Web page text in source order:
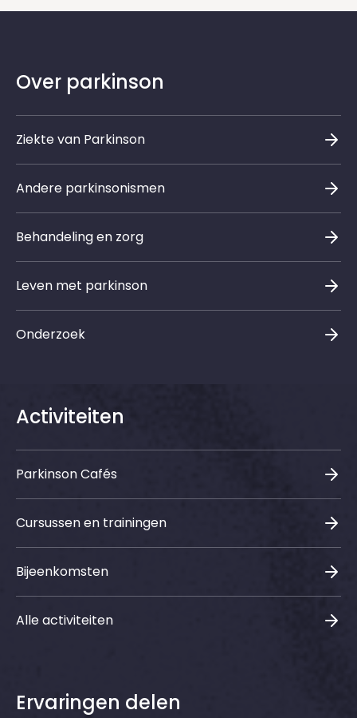
Over parkinson
Ziekte van Parkinson
Andere parkinsonismen
Behandeling en zorg
Leven met parkinson
Onderzoek
Activiteiten
Parkinson Cafés
Cursussen en trainingen
Bijeenkomsten
Alle activiteiten
Ervaringen delen